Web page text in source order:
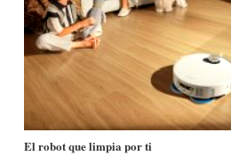
El robot que limpia por ti